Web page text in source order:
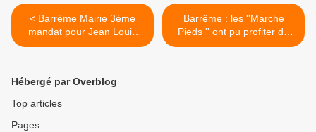
< Barrême Mairie 3éme
mandat pour Jean Louis
CHABAUD
Barrême : les ''Marche
Pieds '' ont pu profiter de
leurs chaussures de
Hébergé par Overblog
Top articles
Pages